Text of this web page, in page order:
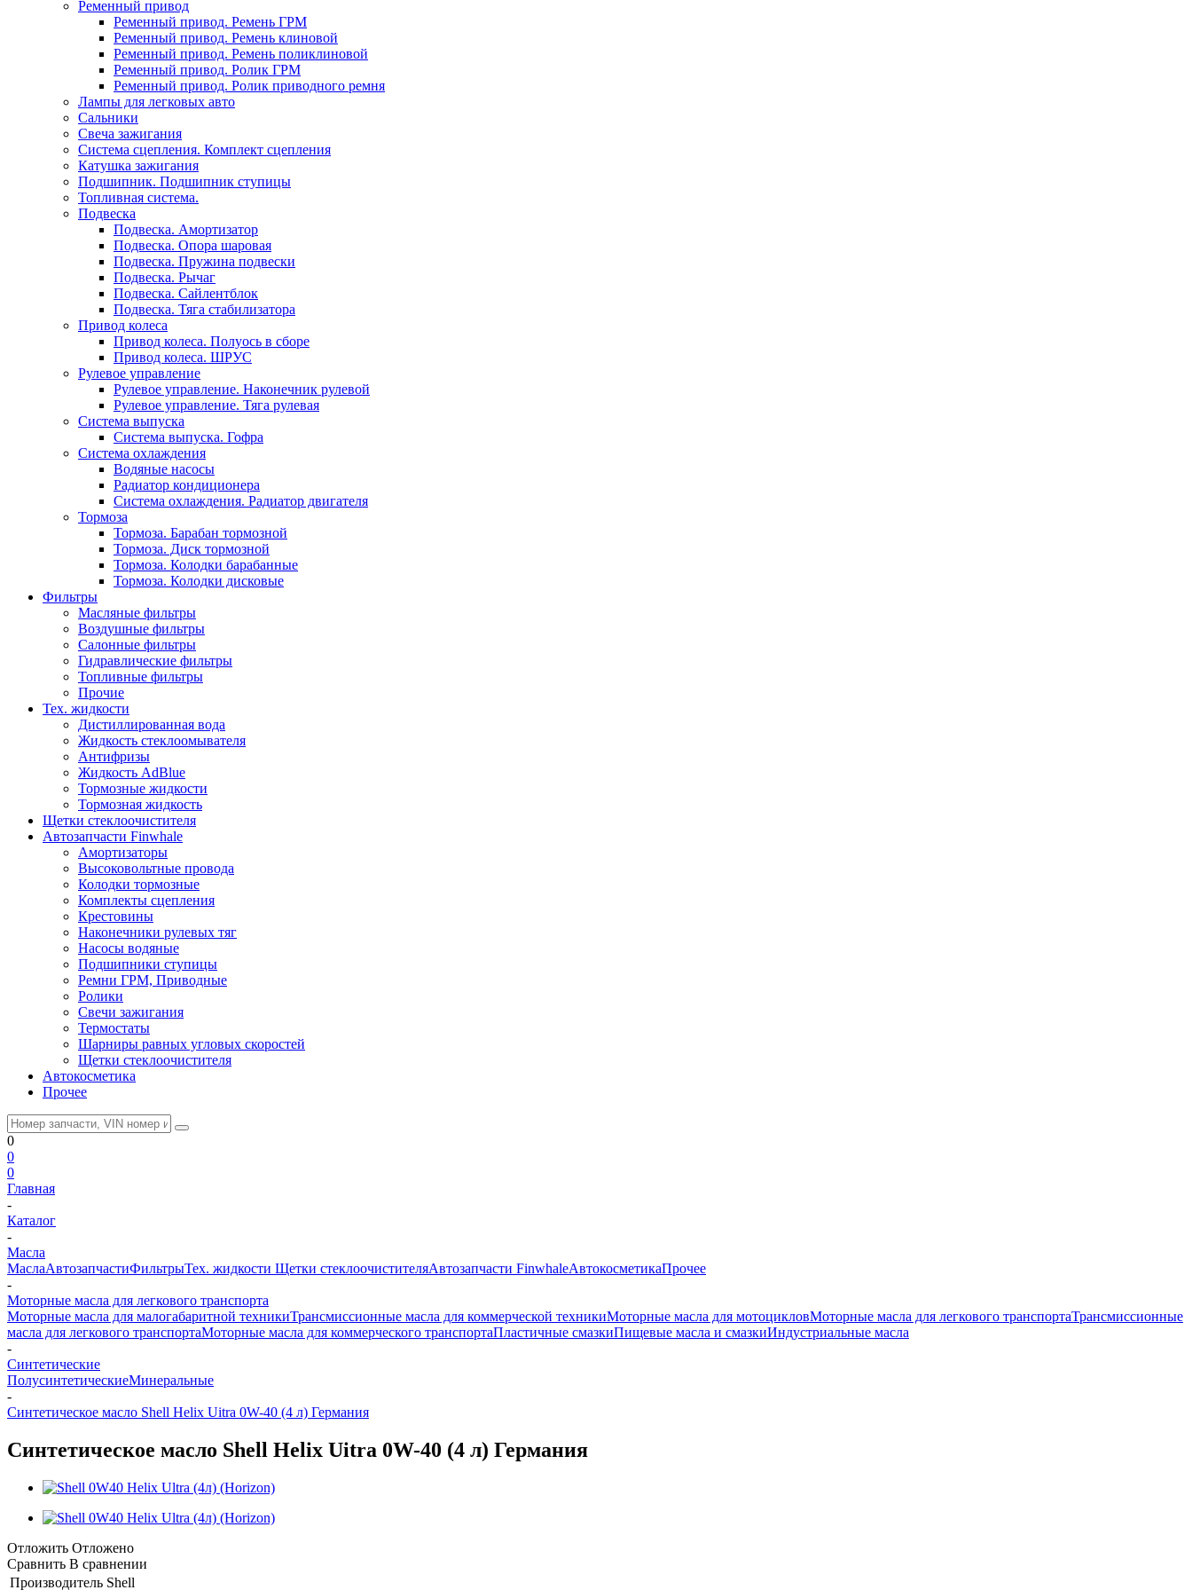
Ременный привод
Ременный привод. Ремень ГРМ
Ременный привод. Ремень клиновой
Ременный привод. Ремень поликлиновой
Ременный привод. Ролик ГРМ
Ременный привод. Ролик приводного ремня
Лампы для легковых авто
Сальники
Свеча зажигания
Система сцепления. Комплект сцепления
Катушка зажигания
Подшипник. Подшипник ступицы
Топливная система.
Подвеска
Подвеска. Амортизатор
Подвеска. Опора шаровая
Подвеска. Пружина подвески
Подвеска. Рычаг
Подвеска. Сайлентблок
Подвеска. Тяга стабилизатора
Привод колеса
Привод колеса. Полуось в сборе
Привод колеса. ШРУС
Рулевое управление
Рулевое управление. Наконечник рулевой
Рулевое управление. Тяга рулевая
Система выпуска
Система выпуска. Гофра
Система охлаждения
Водяные насосы
Радиатор кондиционера
Система охлаждения. Радиатор двигателя
Тормоза
Тормоза. Барабан тормозной
Тормоза. Диск тормозной
Тормоза. Колодки барабанные
Тормоза. Колодки дисковые
Фильтры
Масляные фильтры
Воздушные фильтры
Салонные фильтры
Гидравлические фильтры
Топливные фильтры
Прочие
Тех. жидкости
Дистиллированная вода
Жидкость стеклоомывателя
Антифризы
Жидкость AdBlue
Тормозные жидкости
Тормозная жидкость
Щетки стеклоочистителя
Автозапчасти Finwhale
Амортизаторы
Высоковольтные провода
Колодки тормозные
Комплекты сцепления
Крестовины
Наконечники рулевых тяг
Насосы водяные
Подшипники ступицы
Ремни ГРМ, Приводные
Ролики
Свечи зажигания
Термостаты
Шарниры равных угловых скоростей
Щетки стеклоочистителя
Автокосметика
Прочее
0
0
0
Главная
-
Каталог
-
Масла
МаслаАвтозапчастиФильтрыТех. жидкости Щетки стеклоочистителяАвтозапчасти FinwhaleАвтокосметикаПрочее
-
Моторные масла для легкового транспорта
Моторные масла для малогабаритной техникиТрансмиссионные масла для коммерческой техникиМоторные масла для мотоцикловМоторные масла для легкового транспортаТрансмиссионные
масла для легкового транспортаМоторные масла для коммерческого транспортаПластичные смазкиПищевые масла и смазкиИндустриальные масла
-
Синтетические
ПолусинтетическиеМинеральные
-
Синтетическое масло Shell Helix Uitra 0W-40 (4 л) Германия
Синтетическое масло Shell Helix Uitra 0W-40 (4 л) Германия
Отложить Отложено
Сравнить В сравнении
Производитель Shell